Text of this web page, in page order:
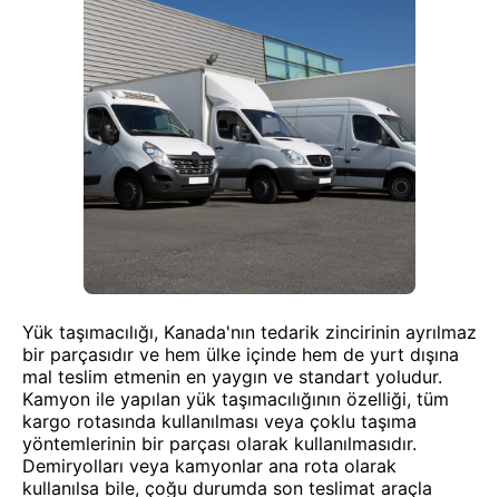
Yük taşımacılığı, Kanada'nın tedarik zincirinin ayrılmaz
bir parçasıdır ve hem ülke içinde hem de yurt dışına
mal teslim etmenin en yaygın ve standart yoludur.
Kamyon ile yapılan yük taşımacılığının özelliği, tüm
kargo rotasında kullanılması veya çoklu taşıma
yöntemlerinin bir parçası olarak kullanılmasıdır.
Demiryolları veya kamyonlar ana rota olarak
kullanılsa bile, çoğu durumda son teslimat araçla